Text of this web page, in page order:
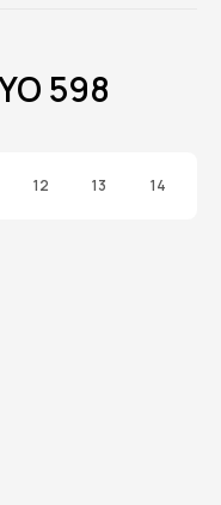
598
12 13 14